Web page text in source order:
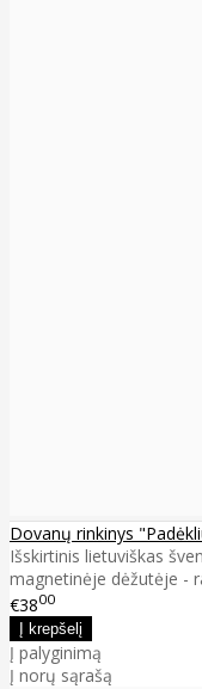
Dovanų rinkinys
Išskirtinis lietuviškas
magnetinėje dėžutėje -
€3800
Į palyginimą
Į norų sąrašą